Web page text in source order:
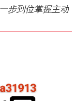
步到位掌握主动